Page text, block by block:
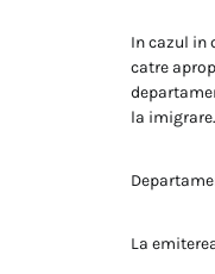
In cazul in
catre
la imigrare.
La